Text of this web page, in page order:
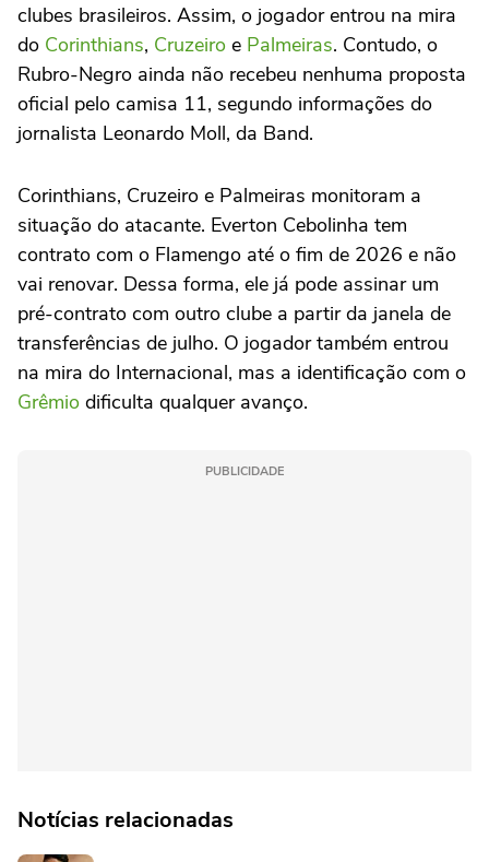
clubes brasileiros. Assim, o jogador entrou na mira
do Corinthians, Cruzeiro e Palmeiras. Contudo, o
Rubro-Negro ainda não recebeu nenhuma proposta
oficial pelo camisa 11, segundo informações do
jornalista Leonardo Moll, da Band.
Corinthians, Cruzeiro e Palmeiras monitoram a
situação do atacante. Everton Cebolinha tem
contrato com o Flamengo até o fim de 2026 e não
vai renovar. Dessa forma, ele já pode assinar um
pré-contrato com outro clube a partir da janela de
transferências de julho. O jogador também entrou
na mira do Internacional, mas a identificação com o
Grêmio dificulta qualquer avanço.
PUBLICIDADE
Notícias relacionadas